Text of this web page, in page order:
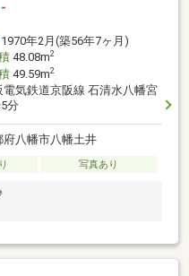
-
1970年2月(築56年7ヶ月)
48.08m2
49.59m2
電気鉄道京阪線 石清水八幡宮
分
府八幡市八幡土井
写真あり